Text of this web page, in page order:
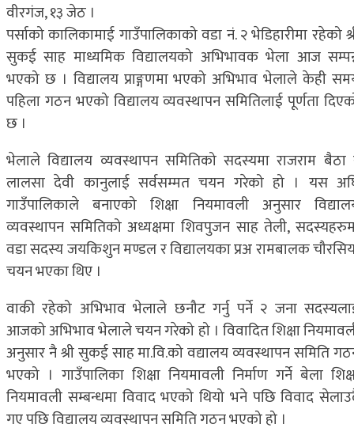
वीरगंज, १३ जेठ ।
पर्साको कालिकामाई गाउँपालिकाको वडा नं. २ भेडिहारीमा रहेको
सुकई साह माध्यमिक विद्यालयको अभिभावक भेला आज
भएको छ । विद्यालय प्राङ्गणमा भएको अभिभाव भेलाले केही
पहिला गठन भएको विद्यालय व्यवस्थापन समितिलाई पूर्णता
छ ।
भेलाले विद्यालय व्यवस्थापन समितिको सदस्यमा राजराम बैठा
लालसा देवी कानुलाई सर्वसम्मत चयन गरेको हो । यस
गाउँपालिकाले बनाएको शिक्षा नियमावली अनुसार
व्यवस्थापन समितिको अध्यक्षमा शिवपुजन साह तेली,
वडा सदस्य जयकिशुन मण्डल र विद्यालयका प्रअ रामबालक
चयन भएका थिए ।
वाकी रहेको अभिभाव भेलाले छनौट गर्नु पर्ने २ जना
आजको अभिभाव भेलाले चयन गरेको हो । विवादित शिक्षा
अनुसार नै श्री सुकई साह मा.वि.को वद्यालय व्यवस्थापन समिति
भएको । गाउँपालिका शिक्षा नियमावली निर्माण गर्ने बेला
नियमावली सम्बन्धमा विवाद भएको थियो भने पछि विवाद
गए पछि विद्यालय व्यवस्थापन समिति गठन भएको हो ।